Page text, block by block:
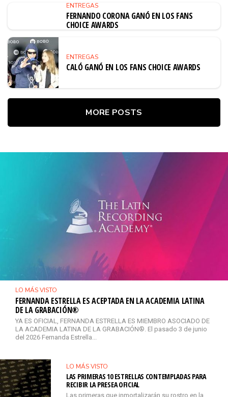
ENTREGAS
FERNANDO CORONA GANÓ EN LOS FANS
CHOICE AWARDS
ENTREGAS
CALÓ GANÓ EN LOS FANS CHOICE AWARDS
MORE POSTS
LO MÁS VISTO
FERNANDA ESTRELLA ES ACEPTADA EN LA ACADEMIA LATINA
DE LA GRABACIÓN®
YA ES OFICIAL, FERNANDA ESTRELLA ES MIEMBRO ASOCIADO DE
LA ACADEMIA LATINA DE LA GRABACIÓN®. El pasado 3 de junio
del 2026 Fernanda Estrella...
LO MÁS VISTO
LAS PRIMERAS 10 ESTRELLAS CONTEMPLADAS PARA
RECIBIR LA PRESEA OFICIAL
Las primeras que inmortalizarán su rostro en la